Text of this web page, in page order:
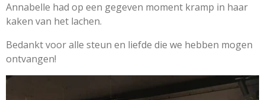
Annabelle had op een gegeven moment kramp in haar
kaken van het lachen.
Bedankt voor alle steun en liefde die we hebben mogen
ontvangen!